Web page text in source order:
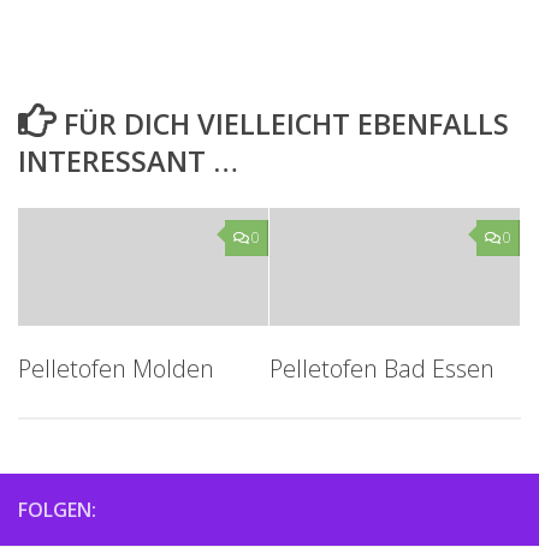
FÜR DICH VIELLEICHT EBENFALLS
INTERESSANT …
0
Pelletofen Molden
0
Pelletofen Bad Essen
FOLGEN: